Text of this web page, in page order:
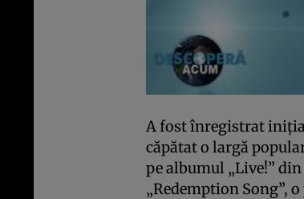
A fost înregistrat
căpătat o largă
pe albumul „Live!”
„Redemption Song”,